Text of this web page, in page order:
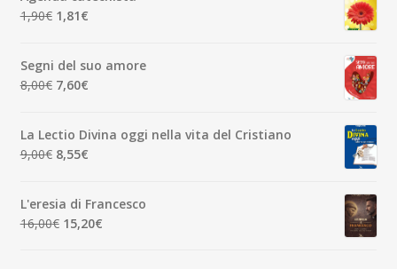
era:
7,00€.
è:
6,65€.
1,90€ Il
era:
1,90€.
1,81€Il
è:
1,81€.
Segni del suo amore
8,00€ Il
era:
8,00€.
7,60€Il
è:
7,60€.
La Lectio Divina oggi nella vita del Cristiano
9,00€ Il
era:
9,00€.
8,55€Il
è:
8,55€.
L'eresia di Francesco
16,00€ Il
15,20€Il